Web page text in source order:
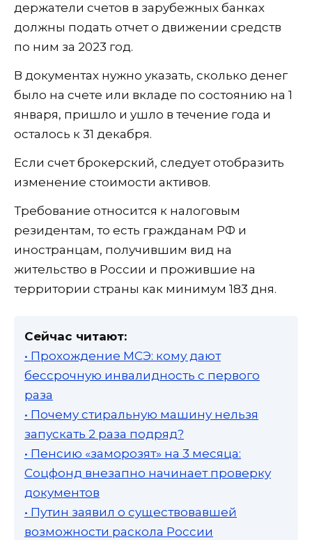
держатели счетов в зарубежных банках
должны подать отчет о движении средств
по ним за 2023 год.
В документах нужно указать, сколько денег
было на счете или вкладе по состоянию на 1
января, пришло и ушло в течение года и
осталось к 31 декабря.
Если счет брокерский, следует отобразить
изменение стоимости активов.
Требование относится к налоговым
резидентам, то есть гражданам РФ и
иностранцам, получившим вид на
жительство в России и прожившие на
территории страны как минимум 183 дня.
Сейчас читают:
• Прохождение МСЭ: кому дают
бессрочную инвалидность с первого
раза
• Почему стиральную машину нельзя
запускать 2 раза подряд?
• Пенсию «заморозят» на 3 месяца:
Соцфонд внезапно начинает проверку
документов
• Путин заявил о существовавшей
возможности раскола России